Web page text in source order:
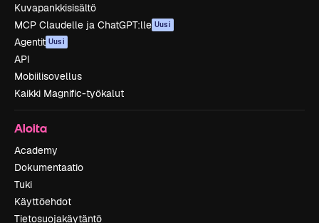
Kuvapankkisisältö
MCP Claudelle ja ChatGPT:lle Uusi
Agentit Uusi
API
Mobiilisovellus
Kaikki Magnific-työkalut
Aloita
Academy
Dokumentaatio
Tuki
Käyttöehdot
Tietosuojakäytäntö